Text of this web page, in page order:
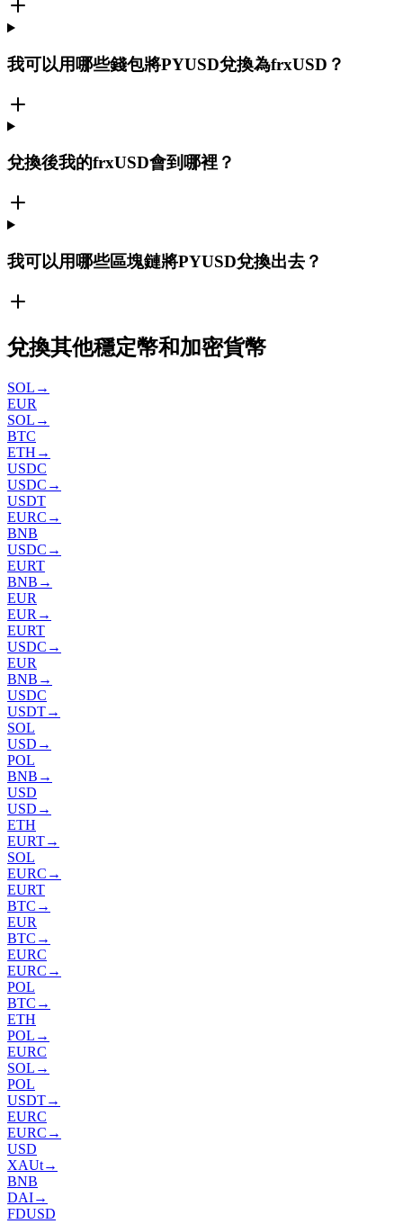
我可以用哪些錢包將PYUSD兌換為frxUSD？
兌換後我的frxUSD會到哪裡？
我可以用哪些區塊鏈將PYUSD兌換出去？
兌換其他穩定幣和加密貨幣
SOL →
EUR
SOL →
BTC
ETH →
USDC
USDC →
USDT
EURC →
BNB
USDC →
EURT
BNB →
EUR
EUR →
EURT
USDC →
EUR
BNB →
USDC
USDT→
SOL
USD →
POL
BNB →
USD
USD →
ETH
EURT→
SOL
EURC →
EURT
BTC →
EUR
BTC →
EURC
EURC →
POL
BTC →
ETH
POL →
EURC
SOL →
POL
USDT→
EURC
EURC →
USD
XAUt→
BNB
DAI→
FDUSD